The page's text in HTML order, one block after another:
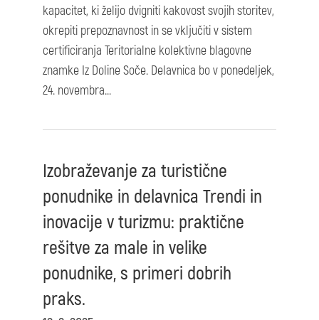
kapacitet, ki želijo dvigniti kakovost svojih storitev,
okrepiti prepoznavnost in se vključiti v sistem
certificiranja Teritorialne kolektivne blagovne
znamke Iz Doline Soče. Delavnica bo v ponedeljek,
24. novembra...
Izobraževanje za turistične
ponudnike in delavnica Trendi in
inovacije v turizmu: praktične
rešitve za male in velike
ponudnike, s primeri dobrih
praks.